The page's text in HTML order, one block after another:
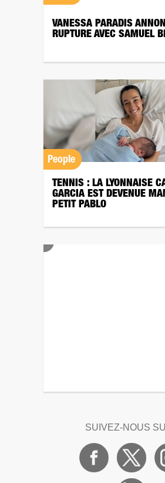
VANESSA PARADIS
RUPTURE AVEC SAMUEL
People
TENNIS : LA LYONNAISE
GARCIA EST DEVENUE
PETIT PABLO
SUIVEZ-NOUS